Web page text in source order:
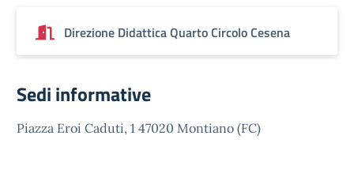
Direzione Didattica Quarto Circolo Cesena
Sedi informative
Piazza Eroi Caduti, 1 47020 Montiano (FC)